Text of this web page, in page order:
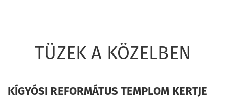
TÜZEK A KÖZELBEN
KÍGYÓSI REFORMÁTUS TEMPLOM KERTJE